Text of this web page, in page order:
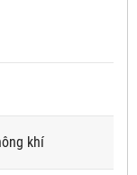
khí